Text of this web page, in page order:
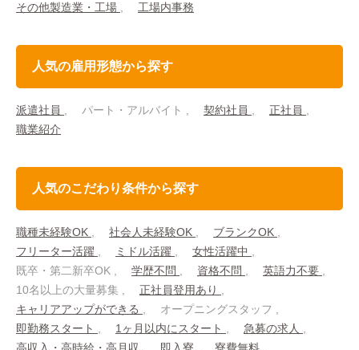
その他製造業・工場
工場内事務
人気の雇用形態から探す
派遣社員 パート・アルバイト 契約社員
正社員
職業紹介
人気のこだわり条件から探す
職種未経験OK 社会人未経験OK
ブランクOK
フリーター活躍
ミドル活躍
女性活躍中
既卒・第二新卒OK
学歴不問 資格不問
英語力不要
10名以上の大量募集
正社員登用あり
キャリアアップができる
オープニングスタッフ
即勤務スタート
1ヶ月以内にスタート
急募の求人